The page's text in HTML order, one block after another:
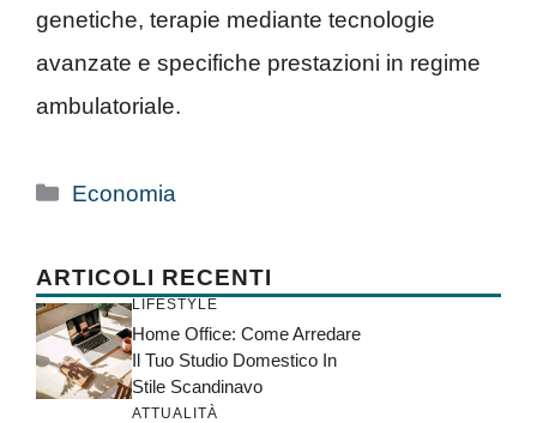
genetiche, terapie mediante tecnologie
avanzate e specifiche prestazioni in regime
ambulatoriale.
Categorie
Economia
ARTICOLI RECENTI
LIFESTYLE
Home Office: Come Arredare
Il Tuo Studio Domestico In
Stile Scandinavo
ATTUALITÀ